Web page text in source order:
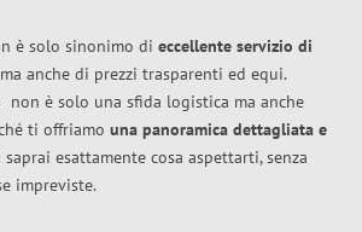
è solo sinonimo di eccellente servizio di
anche di prezzi trasparenti ed equi.
non è solo una sfida logistica ma anche
ti offriamo una panoramica dettagliata e
saprai esattamente cosa aspettarti, senza
impreviste.